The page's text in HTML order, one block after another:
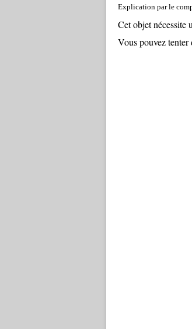
Explication par le
Cet objet nécessite
Vous pouvez